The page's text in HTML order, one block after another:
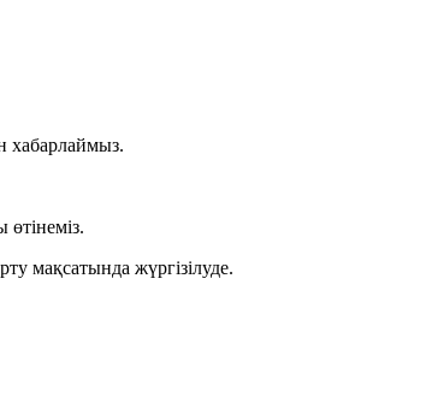
хабарлаймыз.
мақсатында жүргізілуде.